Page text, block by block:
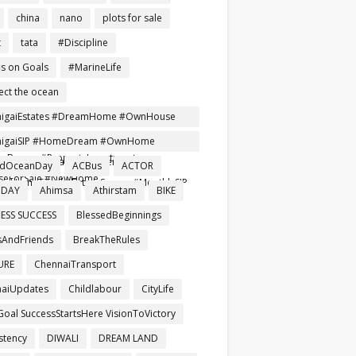
china nano
plots for sale
tata
#Discipline
on Goals
#MarineLife
the ocean
#DreamHome #OwnHouse
#AffordableHomes
#PropertyInvestment
#NewHome
#HomeDream #OwnHome
#SmartInvestment
#FutureSecure #MonthlySIP
ACBus
ACTOR
Ahimsa Athirstam
BIKE
SUCCESS
BlessedBeginnings
BreakTheRules
ChennaiTransport
Childlabour
CityLife
SuccessStartsHere VisionToVictory
DIWALI
DREAM LAND